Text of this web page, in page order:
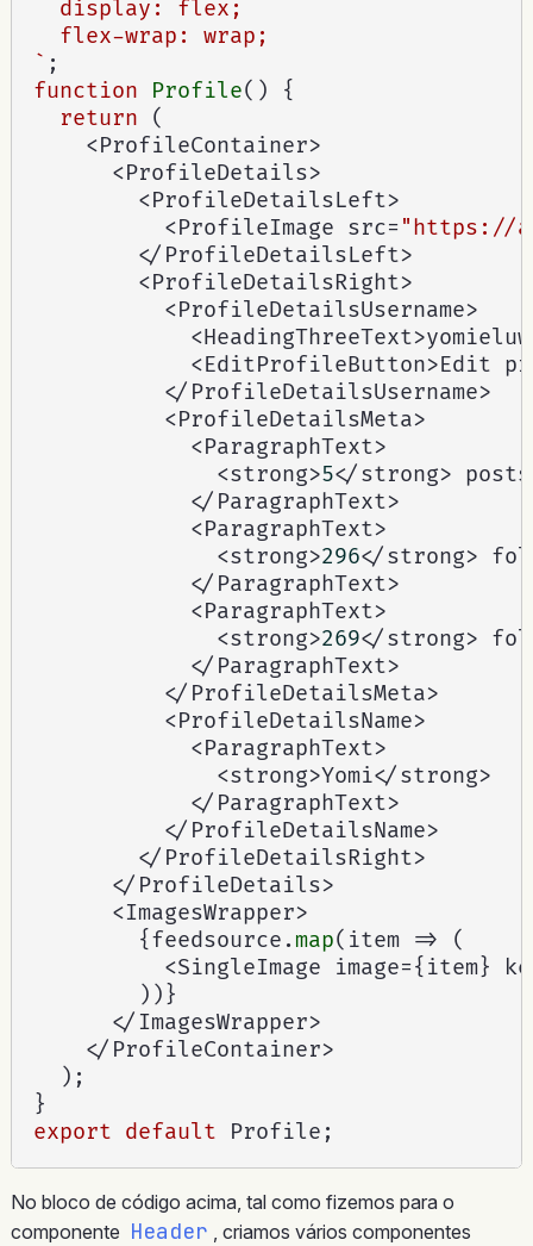
  display: flex;
  flex-wrap: wrap;
` ;
function
Profile( )
{
return
(
<ProfileContainer>
<ProfileDetails>
<ProfileDetailsLeft>
<ProfileImage src="https://
</ ProfileDetailsLeft>
<ProfileDetailsRight>
<ProfileDetailsUsername>
<HeadingThreeText>
<EditProfileButton>Edit
</ ProfileDetailsUsername>
<ProfileDetailsMeta>
<ParagraphText>
<strong>5</strong> posts
</ ParagraphText>
<ParagraphText>
<strong>296</strong>
</ ParagraphText>
<ParagraphText>
<strong>269</strong>
</ ParagraphText>
</ ProfileDetailsMeta>
<ProfileDetailsName>
<ParagraphText>
<strong>Yomi</strong>
</ ParagraphText>
</ ProfileDetailsName>
</ ProfileDetailsRight>
</ ProfileDetails>
<ImagesWrapper>
{feedsource . map( item =>
(
<SingleImage image={ item}
) ) }
</ ImagesWrapper>
</ ProfileContainer>
) ;
}
export default Profile ;
No bloco de código acima, tal como fizemos para o
componente Header
, criamos vários componentes